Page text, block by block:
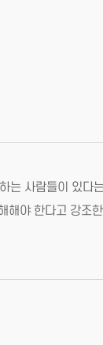
는 사람들이 있
야 한다고 강조